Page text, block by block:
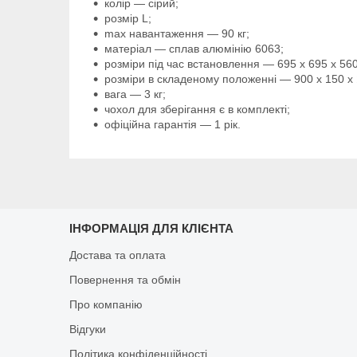
колір — сірий;
розмір L;
max навантаження — 90 кг;
матеріал — сплав алюмінію 6063;
розміри під час встановлення — 695 х 695 х
розміри в складеному положенні — 900 х 150
вага — 3 кг;
чохол для зберігання є в комплекті;
офіційна гарантія — 1 рік.
ІНФОРМАЦІЯ ДЛЯ КЛІЄНТА
Достава та оплата
Повернення та обмін
Про компанію
Відгуки
Політика конфіденційності